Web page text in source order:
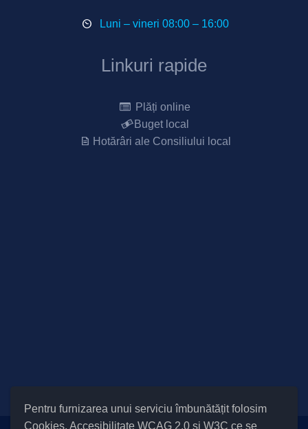
Pentru furnizarea unui serviciu îmbunătățit folosim
Cookies, Accesibilitate WCAG 2.0 și W3C ce se
Luni – vineri 08:00 – 16:00
Linkuri rapide
Plăți online
Buget local
Hotărâri ale Consiliului local